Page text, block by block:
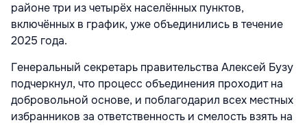
районе три из четырёх населённых пунктов,
включённых в график, уже объединились в течение
2025 года.
Генеральный секретарь правительства Алексей Бузу
подчеркнул, что процесс объединения проходит на
добровольной основе, и поблагодарил всех местных
избранников за ответственность и смелость взять на